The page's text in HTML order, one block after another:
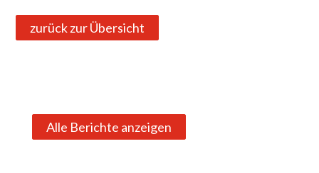
zurück zur Übersicht
Alle Berichte anzeigen